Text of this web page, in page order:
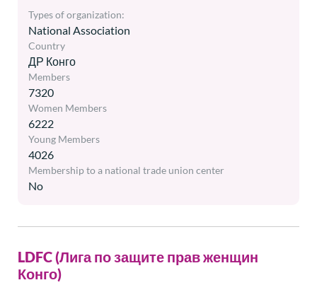
National Association
Types of organization:
ДР Конго
Country
7320
Members
6222
Women Members
4026
Young Members
No
Membership to a national trade union center
LDFC (Лига по защите прав женщин
Конго)